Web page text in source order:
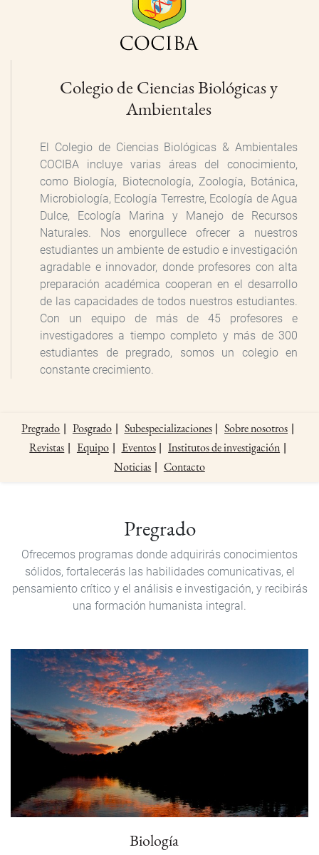
Colegio de Ciencias Biológicas y
Ambientales
El Colegio de Ciencias Biológicas & Ambientales
COCIBA incluye varias áreas del conocimiento,
como Biología, Biotecnología, Zoología, Botánica,
Microbiología, Ecología Terrestre, Ecología de Agua
Dulce, Ecología Marina y Manejo de Recursos
Naturales. Nos enorgullece ofrecer a nuestros
estudiantes un ambiente de estudio e investigación
agradable e innovador, donde profesores con alta
preparación académica cooperan en el desarrollo
de las capacidades de todos nuestros estudiantes.
Con un equipo de más de 45 profesores e
investigadores a tiempo completo y más de 300
estudiantes de pregrado, somos un colegio en
constante crecimiento.
Pregrado Posgrado Subespecializaciones
Sobre nosotros
Revistas
Equipo Eventos
Institutos de investigación
Noticias
Contacto
Pregrado
Ofrecemos programas donde adquirirás conocimientos
sólidos, fortalecerás las habilidades comunicativas, el
pensamiento crítico y el análisis e investigación, y recibirás
una formación humanista integral.
Biología